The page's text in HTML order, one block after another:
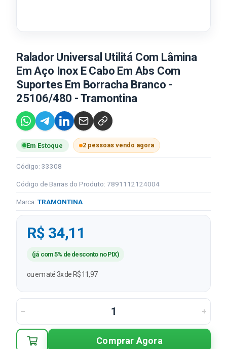
Ralador Universal Utilitá Com Lâmina
Em Aço Inox E Cabo Em Abs Com
Suportes Em Borracha Branco -
25106/480 - Tramontina
Em Estoque 2 pessoas vendo agora
Código: 33308
Código de Barras do Produto: 7891112124004
Marca: TRAMONTINA
R$ 34,11
(já com 5% de desconto no PIX)
ou em até 3x de R$ 11,97
Comprar Agora